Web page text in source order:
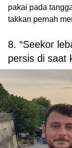
pakai pada
takkan pernah
8. “Seekor
persis di saat